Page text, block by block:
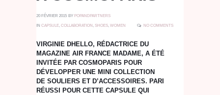
20 FÉVRIER 2015 BY POPANDPARTNERS
IN CAPSULE, COLLABORATION, SHOES, WOMEN NO COMMENTS
VIRGINIE DHELLO, RÉDACTRICE DU
MAGAZINE AIR FRANCE MADAME, A ÉTÉ
INVITÉE PAR COSMOPARIS POUR
DÉVELOPPER UNE MINI COLLECTION
DE SOULIERS ET D’ACCESSOIRES. PARI
RÉUSSI POUR CETTE CAPSULE QUI